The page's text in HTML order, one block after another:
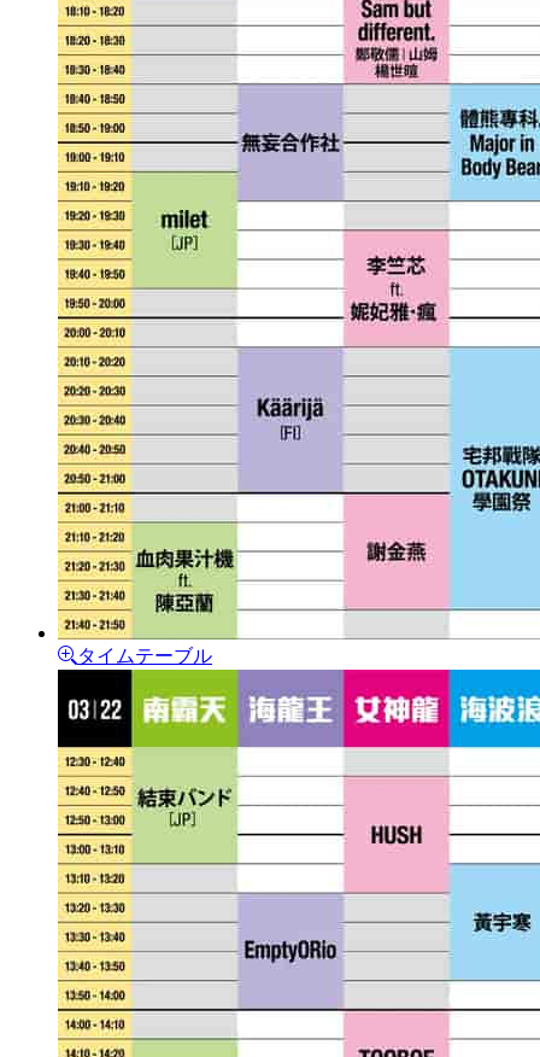
タイムテーブル